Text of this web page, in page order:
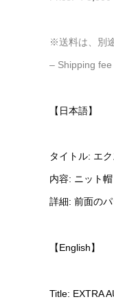
※送料は、別
– Shipping
【日本語】
タイトル: エ
内容: ニット帽
詳細: 前面の
【English】
Title: EXTRA